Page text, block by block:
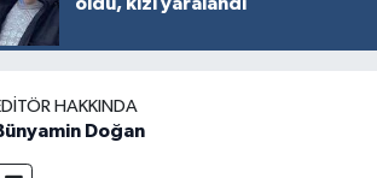
öldü, kızı yaralandı
HAKKINDA
Doğan